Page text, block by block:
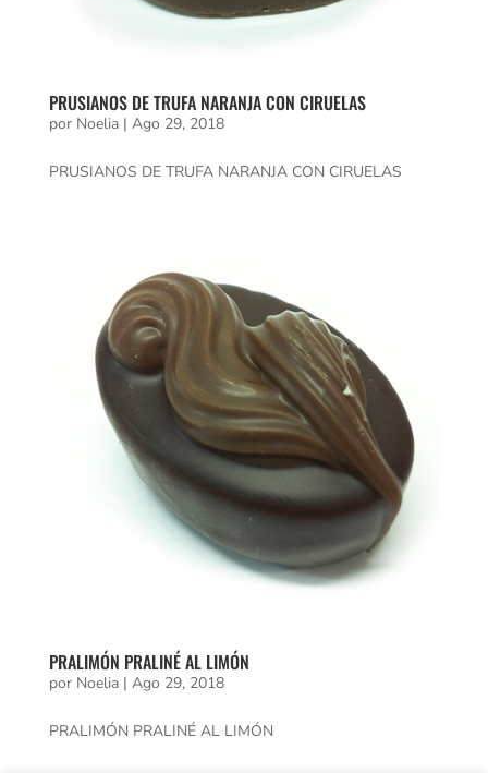
PRUSIANOS DE TRUFA NARANJA CON CIRUELAS
por Noelia| Ago 29, 2018
PRUSIANOS DE TRUFA NARANJA CON CIRUELAS
PRALIMÓN PRALINÉ AL LIMÓN
por Noelia| Ago 29, 2018
PRALIMÓN PRALINÉ AL LIMÓN